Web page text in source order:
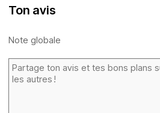
Ton avis
Note globale